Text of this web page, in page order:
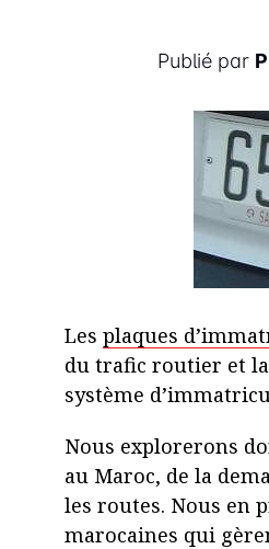
Publié par
Les plaques
du trafic routier et la
système
Nous explorerons
au Maroc, de la
les routes. Nous en
marocaines qui